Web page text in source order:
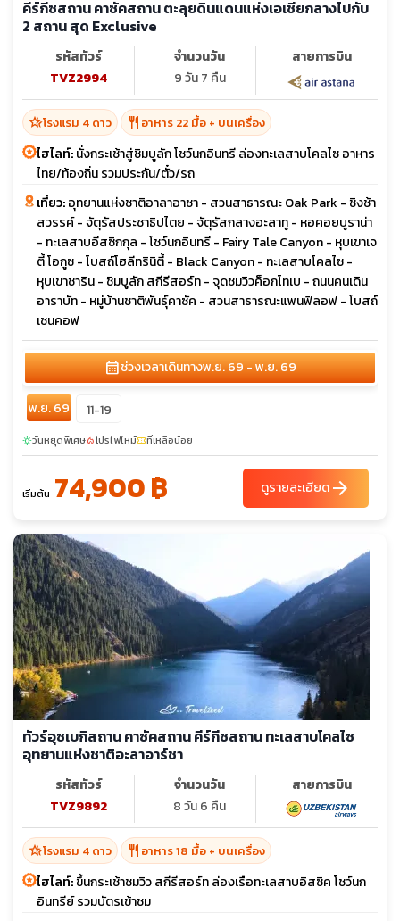
คีร์กีซสถาน คาซัคสถาน ตะลุยดินแดนแห่งเอเชียกลางไปกับ
2 สถาน สุด Exclusive
รหัสทัวร์
TVZ2994
จำนวนวัน
9 วัน 7 คืน
สายการบิน
hotel_classโรงแรม 4 ดาว restaurant อาหาร 22 มื้อ + บนเครื่อง
ไฮไลท์:นั่งกระเช้าสู่ชิมบูลัก โชว์นกอินทรี ล่องทะเลสาบโคลไซ อาหาร
ไทย/ท้องถิ่น รวมประกัน/ตั๋ว/รถ
เที่ยว:อุทยานแห่งชาติอาลาอาชา - สวนสาธารณะ Oak Park - ชิงช้า
สวรรค์ - จัตุรัสประชาธิปไตย - จัตุรัสกลางอะลาทู - หอคอยบูราน่า
- ทะเลสาบอีสซิกกุล - โชว์นกอินทรี - Fairy Tale Canyon - หุบเขาเจ
ตี้ โอกูซ - โบสถ์โฮลีทรินิตี้ - Black Canyon - ทะเลสาบโคลไซ -
หุบเขาชาริน - ชิมบูลัก สกีรีสอร์ท - จุดชมวิวค็อกโทเบ - ถนนคนเดิน
อาราบัท - หมู่บ้านชาติพันธุ์คาซัค - สวนสาธารณะแพนฟิลอฟ - โบสถ์
เซนคอฟ
calendar_monthช่วงเวลาเดินทางพ.ย. 69 - พ.ย. 69
พ.ย. 69 11-19
sunnyวันหยุดพิเศษlocal_fire_departmentโปรไฟไหม้confirmation_numberที่เหลือน้อย
เริ่มต้น 74,900 ฿ ดูรายละเอียดarrow_forward
ทัวร์อุซเบกิสถาน คาซัคสถาน คีร์กีซสถาน ทะเลสาบโคลไซ
อุทยานแห่งชาติอะลาอาร์ชา
รหัสทัวร์
TVZ9892
จำนวนวัน
8 วัน 6 คืน
สายการบิน
hotel_classโรงแรม 4 ดาว restaurant อาหาร 18 มื้อ + บนเครื่อง
ไฮไลท์:ขึ้นกระเช้าชมวิว สกีรีสอร์ท ล่องเรือทะเลสาบอิสซิค โชว์นก
อินทรีย์ รวมบัตรเข้าชม